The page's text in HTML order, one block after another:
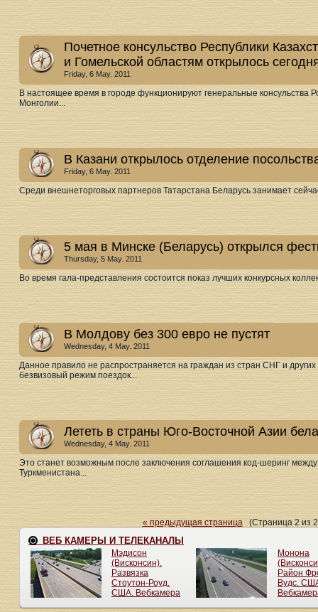
Почетное консульство Республики
и Гомельской областям открылось
Friday, 6 May. 2011
В настоящее время в городе функционируют генеральные консульства
Монголии...
В Казани открылось отделение
Friday, 6 May. 2011
Среди внешнеторговых партнеров Татарстана Беларусь занимает
5 мая в Минске (Беларусь) открылся
Thursday, 5 May. 2011
Во время гала-представления состоится показ лучших конкурсных
В Молдову без 300 евро не пустят
Wednesday, 4 May. 2011
Данное правило не распространяется на граждан из стран СНГ и
безвизовый режим поездок...
Лететь в страны Юго-Восточной Азии
Wednesday, 4 May. 2011
Это станет возможным после заключения соглашения код-шеринг
Туркменистана...
« предыдущая страница(Страница 2 из 2,